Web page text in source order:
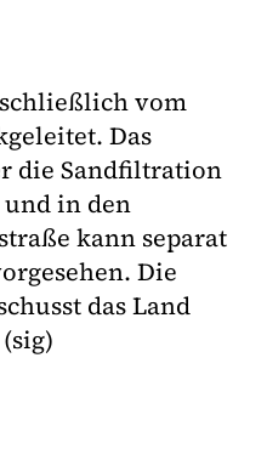
vom
Das
die Sandfiltration
in den
kann separat
Die
das Land